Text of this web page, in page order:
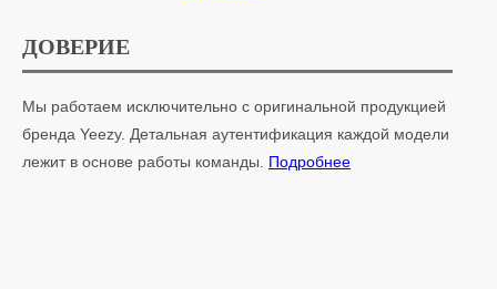
ДОВЕРИЕ
Мы работаем исключительно с оригинальной продукцией
бренда Yeezy. Детальная аутентификация каждой модели
лежит в основе работы команды. Подробнее